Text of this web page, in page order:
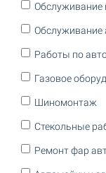
Обслуживание
Обслуживание
Работы по
Газовое
Шиномонтаж
Стекольные
Ремонт фар